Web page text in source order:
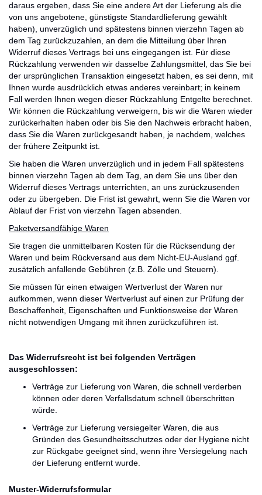
daraus ergeben, dass Sie eine andere Art der Lieferung als die
von uns angebotene, günstigste Standardlieferung gewählt
haben), unverzüglich und spätestens binnen vierzehn Tagen ab
dem Tag zurückzuzahlen, an dem die Mitteilung über Ihren
Widerruf dieses Vertrags bei uns eingegangen ist. Für diese
Rückzahlung verwenden wir dasselbe Zahlungsmittel, das Sie bei
der ursprünglichen Transaktion eingesetzt haben, es sei denn, mit
Ihnen wurde ausdrücklich etwas anderes vereinbart; in keinem
Fall werden Ihnen wegen dieser Rückzahlung Entgelte berechnet.
Wir können die Rückzahlung verweigern, bis wir die Waren wieder
zurückerhalten haben oder bis Sie den Nachweis erbracht haben,
dass Sie die Waren zurückgesandt haben, je nachdem, welches
der frühere Zeitpunkt ist.
Sie haben die Waren unverzüglich und in jedem Fall spätestens
binnen vierzehn Tagen ab dem Tag, an dem Sie uns über den
Widerruf dieses Vertrags unterrichten, an uns zurückzusenden
oder zu übergeben. Die Frist ist gewahrt, wenn Sie die Waren vor
Ablauf der Frist von vierzehn Tagen absenden.
Paketversandfähige Waren
Sie tragen die unmittelbaren Kosten für die Rücksendung der
Waren und beim Rückversand aus dem Nicht-EU-Ausland ggf.
zusätzlich anfallende Gebühren (z.B. Zölle und Steuern).
Sie müssen für einen etwaigen Wertverlust der Waren nur
aufkommen, wenn dieser Wertverlust auf einen zur Prüfung der
Beschaffenheit, Eigenschaften und Funktionsweise der Waren
nicht notwendigen Umgang mit ihnen zurückzuführen ist.
Das Widerrufsrecht ist bei folgenden Verträgen
ausgeschlossen:
Verträge zur Lieferung von Waren, die schnell verderben
können oder deren Verfallsdatum schnell überschritten
würde.
Verträge zur Lieferung versiegelter Waren, die aus
Gründen des Gesundheitsschutzes oder der Hygiene nicht
zur Rückgabe geeignet sind, wenn ihre Versiegelung nach
der Lieferung entfernt wurde.
Muster-Widerrufsformular